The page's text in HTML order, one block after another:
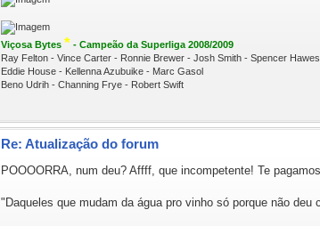
Viçosa Bytes * - Campeão da Superliga 2008/2009
Ray Felton - Vince Carter - Ronnie Brewer - Josh Smith - Spencer Hawes
Eddie House - Kellenna Azubuike - Marc Gasol
Beno Udrih - Channing Frye - Robert Swift
Re: Atualização do forum
POOOORRA, num deu? Affff, que incompetente! Te
"Daqueles que mudam da água pro vinho só porque não